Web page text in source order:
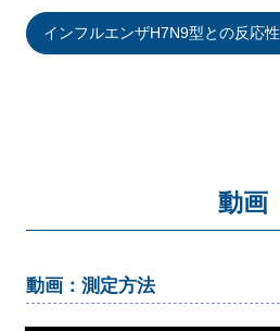
インフルエンザH7N9型との反応性
動画
動画：測定方法